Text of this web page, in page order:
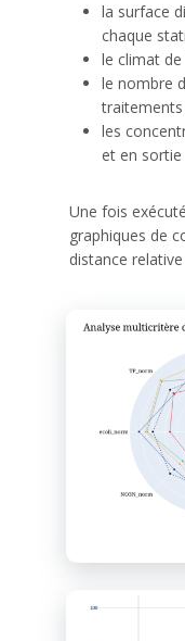
la surface
chaque
le climat
le nombre
les
et en
Une fois
graphiques de
distance